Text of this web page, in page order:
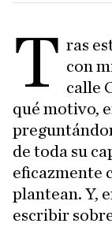
T ras
con
calle
qué motivo,
de toda su
eficazmente
plantean. Y,
escribir